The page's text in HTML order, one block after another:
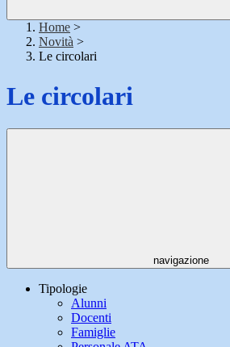
Home >
Novità >
Le circolari
Le circolari
navigazione
Tipologie
Alunni
Docenti
Famiglie